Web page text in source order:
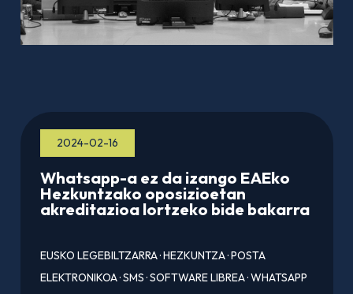
2024-02-16
Whatsapp-a ez da izango EAEko
Hezkuntzako oposizioetan
akreditazioa lortzeko bide bakarra
EUSKO LEGEBILTZARRA·HEZKUNTZA·POSTA
ELEKTRONIKOA·SMS·SOFTWARE LIBREA·WHATSAPP